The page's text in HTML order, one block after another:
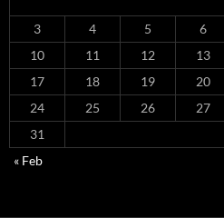
3
4 5 6
10
11 12 13
17
18 19 20
24
25 26 27
31
« Feb